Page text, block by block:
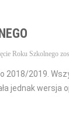
Roku Szkolnego
2019.
jednak wersja